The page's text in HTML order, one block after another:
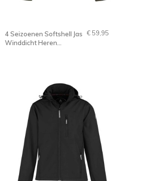
4 Seizoenen Softshell Jas
Winddicht Heren
€ 59,95